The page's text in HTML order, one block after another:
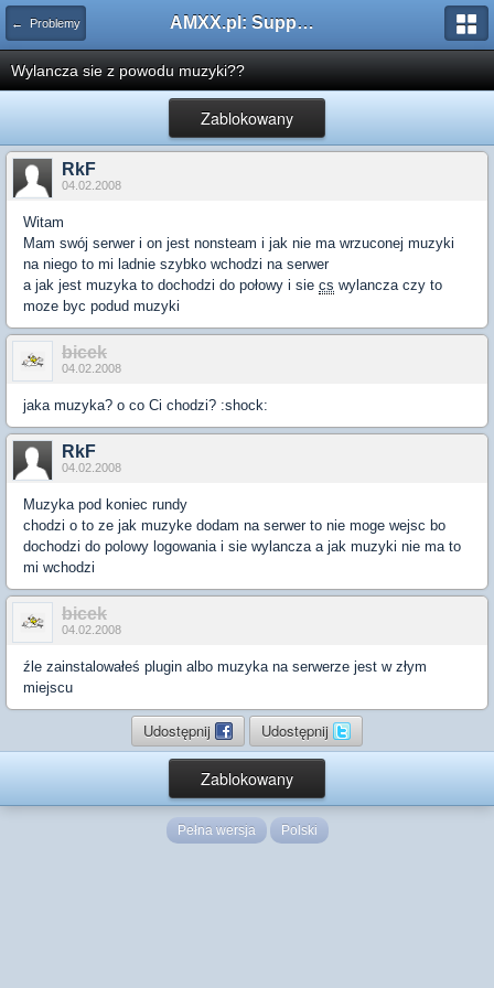
← Problemy AMXX.pl: Support AMX Mod X i SourceMod
Wylancza sie z powodu muzyki??
Zablokowany
RkF
04.02.2008
Witam
Mam swój serwer i on jest nonsteam i jak nie ma wrzuconej muzyki
na niego to mi ladnie szybko wchodzi na serwer
a jak jest muzyka to dochodzi do połowy i sie cs wylancza czy to
moze byc podud muzyki
bicek
04.02.2008
jaka muzyka? o co Ci chodzi? :shock:
RkF
04.02.2008
Muzyka pod koniec rundy
chodzi o to ze jak muzyke dodam na serwer to nie moge wejsc bo
dochodzi do polowy logowania i sie wylancza a jak muzyki nie ma to
mi wchodzi
bicek
04.02.2008
źle zainstalowałeś plugin albo muzyka na serwerze jest w złym
miejscu
Udostępnij Udostępnij
Zablokowany
Pełna wersja Polski